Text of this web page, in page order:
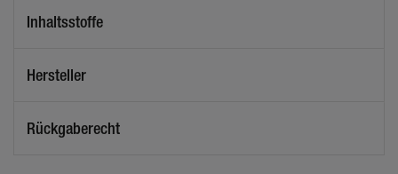
Inhaltsstoffe
Hersteller
Rückgaberecht